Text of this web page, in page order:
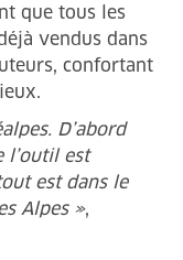
que tous les
vendus dans
confortant
D’abord
l’outil est
est dans le
Alpes »,